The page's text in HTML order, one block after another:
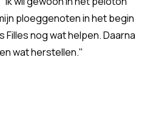
ploeggenoten in het begin
Filles nog wat helpen. Daarna
wat herstellen."